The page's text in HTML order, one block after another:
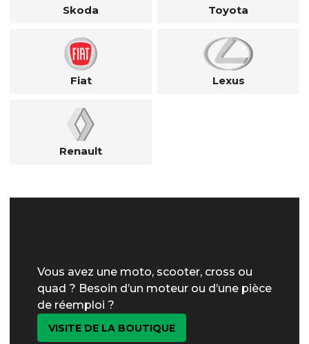
Skoda Toyota
Fiat Lexus
Renault
Vous avez une moto, scooter, cross ou
quad ? Besoin d’un moteur ou d’une pièce
de réemploi ?
VISITE DE LA BOUTIQUE